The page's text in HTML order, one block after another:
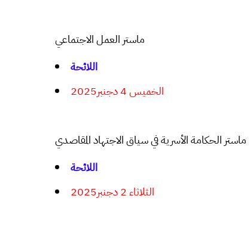
ماستر العمل الاجتماعي
اللائحة
الخميس 4 دجنبر2025
ماستر الحكامة الأسرية في سياق الاجتهاد المقاصدي
اللائحة
الثلاثاء 2 دجنبر2025